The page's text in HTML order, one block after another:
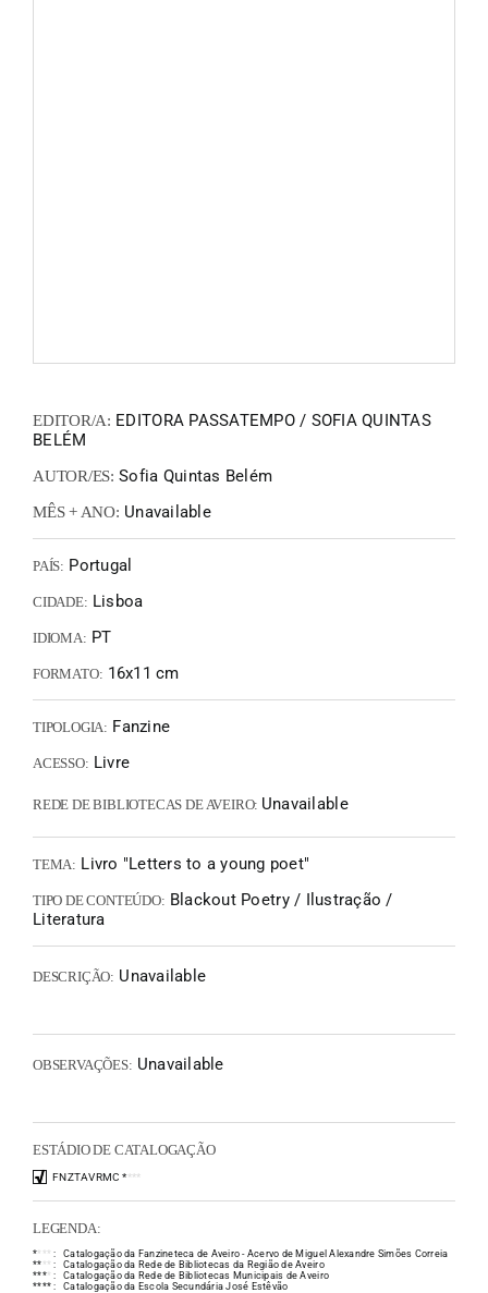
EDITOR/A: EDITORA PASSATEMPO / SOFIA QUINTAS
BELÉM
AUTOR/ES: Sofia Quintas Belém
MÊS + ANO: Unavailable
PAÍS: Portugal
CIDADE: Lisboa
IDIOMA: PT
FORMATO: 16x11 cm
TIPOLOGIA: Fanzine
ACESSO: Livre
REDE DE BIBLIOTECAS DE AVEIRO: Unavailable
TEMA: Livro "Letters to a young poet"
TIPO DE CONTEÚDO: Blackout Poetry / Ilustração /
Literatura
DESCRIÇÃO: Unavailable
OBSERVAÇÕES: Unavailable
ESTÁDIO DE CATALOGAÇÃO
FNZTAVRMC ****
LEGENDA:
** * * :
Catalogação da Fanzineteca de Aveiro - Acervo de Miguel Alexandre Simões Correia
** * * :
Catalogação da Rede de Bibliotecas da Região de Aveiro
**** :
Catalogação da Rede de Bibliotecas Municipais de Aveiro
**** : Catalogação da Escola Secundária José Estêvão